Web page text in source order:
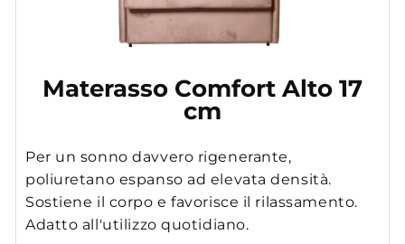
Materasso Comfort Alto 17
cm
Per un sonno davvero rigenerante,
poliuretano espanso ad elevata densità.
Sostiene il corpo e favorisce il rilassamento.
Adatto all'utilizzo quotidiano.